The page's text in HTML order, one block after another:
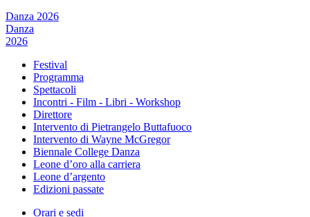
Danza 2026
Danza
2026
Festival
Programma
Spettacoli
Incontri - Film - Libri - Workshop
Direttore
Intervento di Pietrangelo Buttafuoco
Intervento di Wayne McGregor
Biennale College Danza
Leone d’oro alla carriera
Leone d’argento
Edizioni passate
Orari e sedi